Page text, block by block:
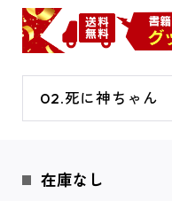
02.死に神ちゃん
在庫なし